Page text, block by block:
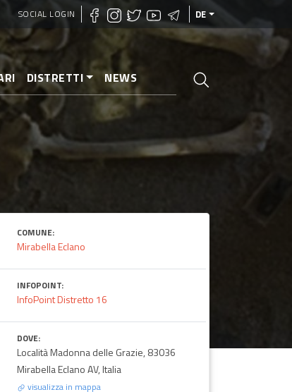
SOCIAL LOGIN DE
DISTRETTI NEWS
COMUNE:
Mirabella Eclano
INFOPOINT:
InfoPoint Distretto 16
DOVE:
Località Madonna delle Grazie, 83036
Mirabella Eclano AV, Italia
visualizza in mappa